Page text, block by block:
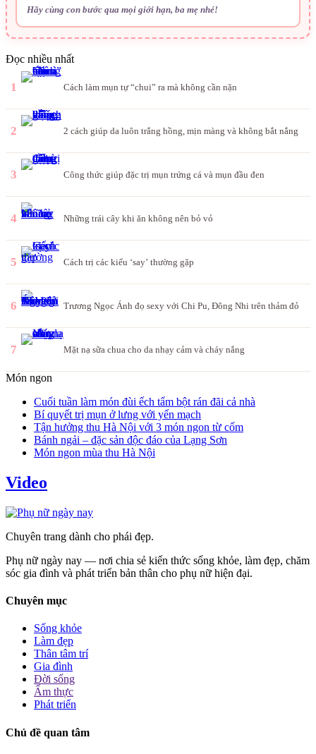
Hãy cùng con bước qua mọi giới hạn, ba mẹ nhé!
Đọc nhiều nhất
1 Cách làm mụn tự “chui” ra mà không cần nặn
2 2 cách giúp da luôn trắng hồng, mịn màng và không bắt nắng
3 Công thức giúp đặc trị mụn trứng cá và mụn đầu đen
4 Những trái cây khi ăn không nên bỏ vỏ
5 Cách trị các kiểu ‘say’ thường gặp
6 Trương Ngọc Ánh đọ sexy với Chi Pu, Đông Nhi trên thảm đỏ
7 Mặt nạ sữa chua cho da nhạy cảm và cháy nắng
Món ngon
Cuối tuần làm món đùi ếch tẩm bột rán đãi cả nhà
Bí quyết trị mụn ở lưng với yến mạch
Tận hưởng thu Hà Nội với 3 món ngon từ cốm
Bánh ngải – đặc sản độc đáo của Lạng Sơn
Món ngon mùa thu Hà Nội
Video
Chuyên trang dành cho phái đẹp.
Phụ nữ ngày nay — nơi chia sẻ kiến thức sống khỏe, làm đẹp, chăm
sóc gia đình và phát triển bản thân cho phụ nữ hiện đại.
Chuyên mục
Sống khỏe
Làm đẹp
Thân tâm trí
Gia đình
Đời sống
Ẩm thực
Phát triển
Chủ đề quan tâm